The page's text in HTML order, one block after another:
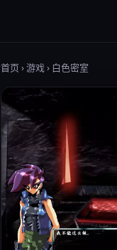
首页 ›游戏› 白色密室